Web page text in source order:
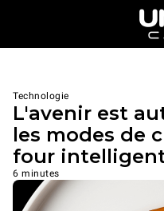
Technologie
L'avenir est
les modes de
four
6 minutes